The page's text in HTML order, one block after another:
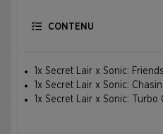
CONTENU
1x Secret Lair x Sonic:
1x Secret Lair x Sonic:
1x Secret Lair x Sonic: Turbo